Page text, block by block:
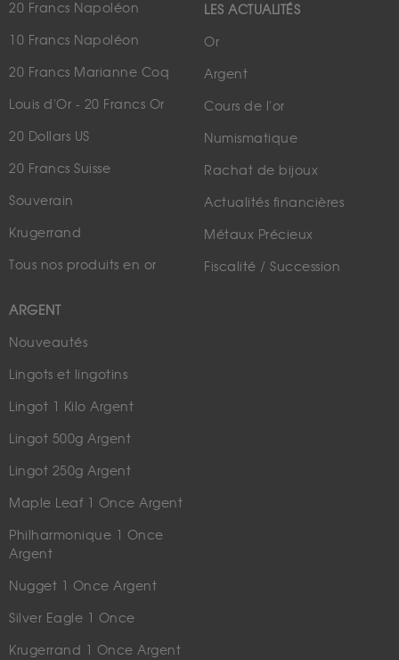
20 Francs Napoléon
10 Francs Napoléon
20 Francs Marianne Coq
Louis d'Or - 20 Francs Or
20 Dollars US
20 Francs Suisse
Souverain
Krugerrand
Tous nos produits en or
ARGENT
Nouveautés
Lingots et lingotins
Lingot 1 Kilo Argent
Lingot 500g Argent
Lingot 250g Argent
Maple Leaf 1 Once Argent
Philharmonique 1 Once
Argent
Nugget 1 Once Argent
Silver Eagle 1 Once
Krugerrand 1 Once Argent
LES ACTUALITÉS
Or
Argent
Cours de l'or
Numismatique
Rachat de bijoux
Actualités financières
Métaux Précieux
Fiscalité / Succession